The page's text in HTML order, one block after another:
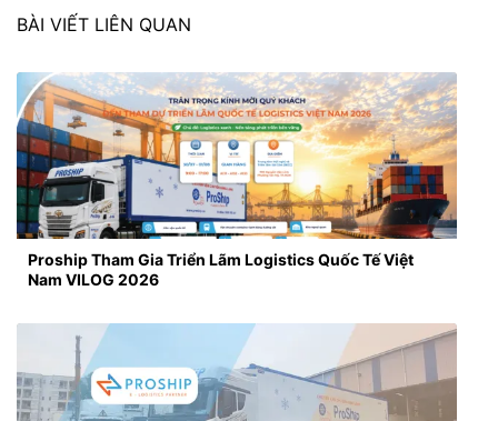
BÀI VIẾT LIÊN QUAN
Proship Tham Gia Triển Lãm Logistics Quốc Tế Việt
Nam VILOG 2026